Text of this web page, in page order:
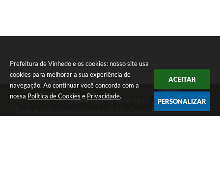
Prefeitura de Vinhedo e os cookies: nosso site usa
cookies para melhorar a sua experiência de
navegação. Ao continuar você concorda com a
nossa Política de Cookies e Privacidade.
ACEITAR
PERSONALIZAR
Telefone: (19) 3826-7800
Endereço: Rua João Corazzari, nº 394, Centro | CEP: 13280-091